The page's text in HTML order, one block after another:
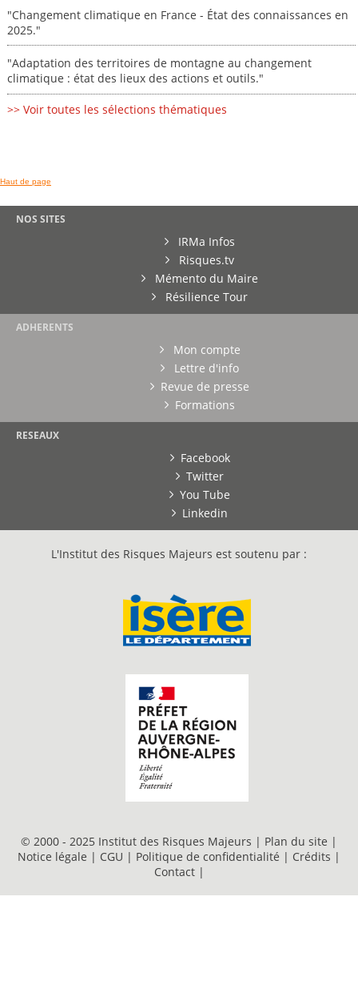
"Changement climatique en France - État des connaissances en
2025."
"Adaptation des territoires de montagne au changement
climatique : état des lieux des actions et outils."
>> Voir toutes les sélections thématiques
Haut de page
NOS SITES
IRMa Infos
Risques.tv
Mémento du Maire
Résilience Tour
ADHERENTS
Mon compte
Lettre d'info
Revue de presse
Formations
RESEAUX
Facebook
Twitter
You Tube
Linkedin
L'Institut des Risques Majeurs est soutenu par :
© 2000 - 2025 Institut des Risques Majeurs | Plan du site |
Notice légale | CGU | Politique de confidentialité | Crédits |
Contact |